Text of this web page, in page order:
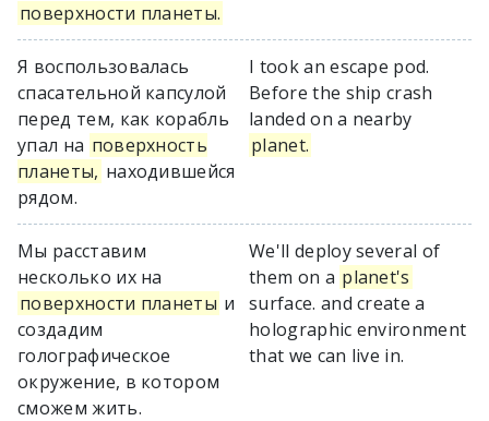
поверхности планеты.
Я воспользовалась
спасательной капсулой
перед тем, как корабль
упал на поверхность
планеты, находившейся
рядом.
I took an escape pod.
Before the ship crash
landed on a nearby
planet.
Мы расставим
несколько их на
поверхности планеты и
создадим
голографическое
окружение, в котором
сможем жить.
We'll deploy several of
them on a planet's
surface. and create a
holographic environment
that we can live in.